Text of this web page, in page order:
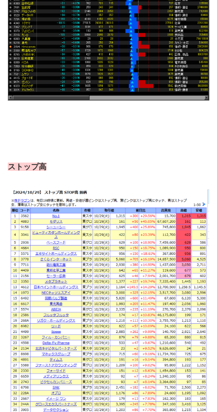
ストップ高